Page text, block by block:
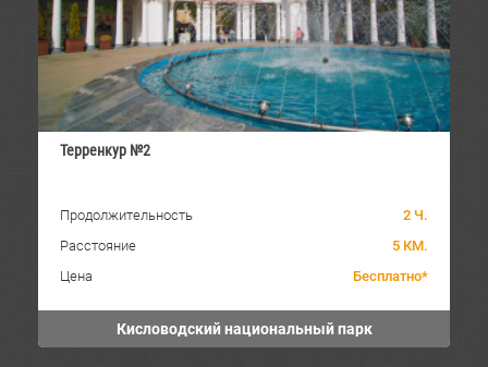
Терренкур №2
Продолжительность
2 Ч.
Расстояние
5 КМ.
Цена
Бесплатно*
Кисловодский национальный парк